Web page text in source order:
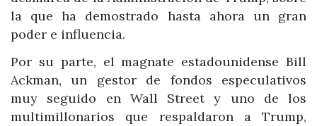
la que ha demostrado hasta ahora un gran
poder e influencia.
Por su parte, el magnate estadounidense Bill
Ackman, un gestor de fondos especulativos
muy seguido en Wall Street y uno de los
multimillonarios que respaldaron a Trump,